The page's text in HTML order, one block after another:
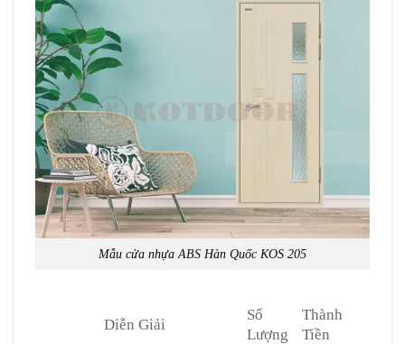
Mẫu cửa nhựa ABS Hàn Quốc KOS 205
Diễn Giải
Số
Lượng
Thành
Tiền